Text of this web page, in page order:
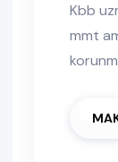
Kbb
mmt